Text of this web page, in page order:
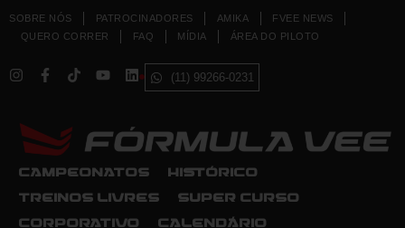
SOBRE NÓS PATROCINADORES AMIKA
FVEE NEWS
QUERO CORRER
FAQ MÍDIA ÁREA DO PILOTO
(11) 99266-0231
CAMPEONATOS HISTÓRICO
TREINOS LIVRES SUPER CURSO
CORPORATIVO CALENDÁRIO